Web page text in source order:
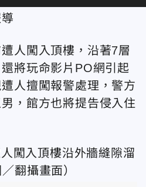
人闖入頂樓，沿著7層
將玩命影片PO網引起
人擅闖報警處理，警方
，館方也將提告侵入住